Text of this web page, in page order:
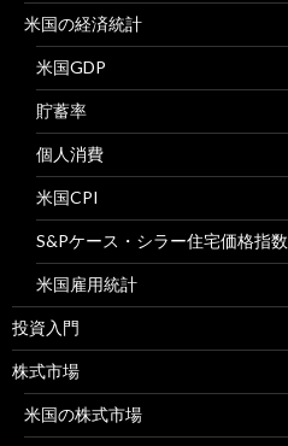
米国の経済統計
米国GDP
貯蓄率
個人消費
米国CPI
S&Pケース・シラー住宅価格指数
米国雇用統計
投資入門
株式市場
米国の株式市場